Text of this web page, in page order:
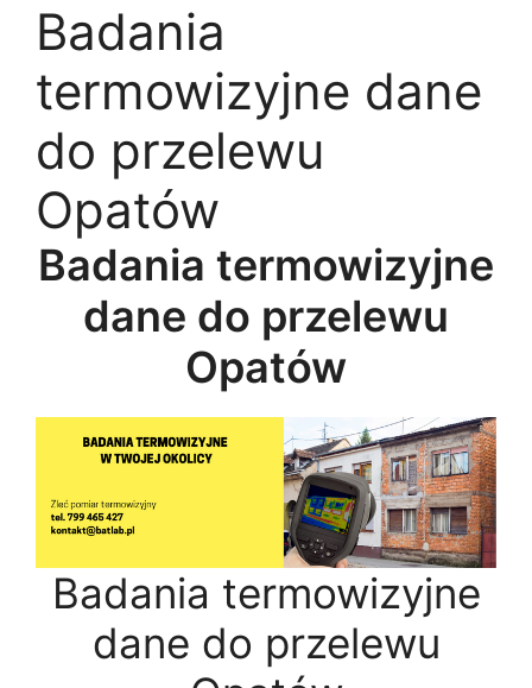
Badania
termowizyjne dane
do przelewu
Opatów
Badania termowizyjne
dane do przelewu
Opatów
Badania termowizyjne
dane do przelewu